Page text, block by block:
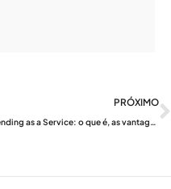
PRÓXIMO
Lending as a Service: o que é, as vantagens e como funciona